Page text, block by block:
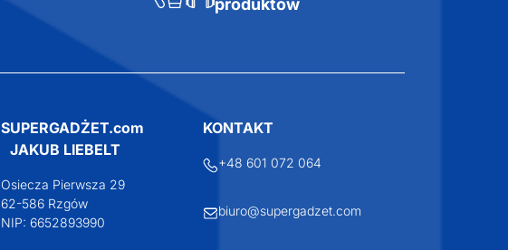
produktów
SUPERGADŻET.com
JAKUB LIEBELT
Osiecza Pierwsza 29
62-586 Rzgów
NIP: 6652893990
KONTAKT
+48 601 072 064
biuro@supergadzet.com